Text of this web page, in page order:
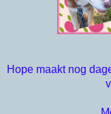
Hope maakt nog